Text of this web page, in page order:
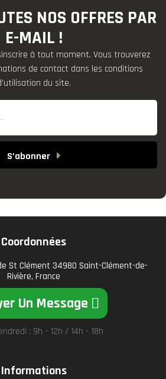
NOS OFFRES PAR
E-MAIL !
à tout moment. Vous trouverez
de contact dans les conditions
du site.
S’abonner
Coordonnées
de St Clément 34980 Saint-Clément-de-
Rivière, France
Un Message
: 9h - 12h / 14h - 18h
Informations